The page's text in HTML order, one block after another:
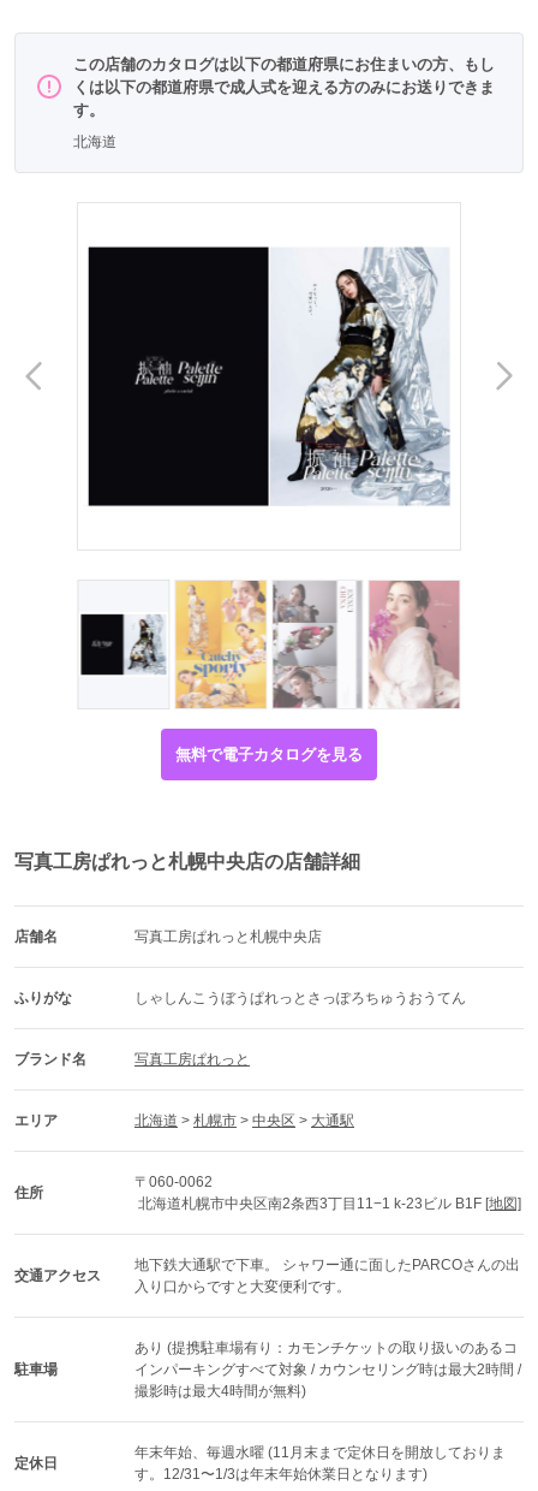
この店舗のカタログは以下の都道府県にお住まいの方、もし
くは以下の都道府県で成人式を迎える方のみにお送りできま
す。
北海道
無料で電子カタログを見る
写真工房ぱれっと札幌中央店の店舗詳細
店舗名 写真工房ぱれっと札幌中央店
ふりがな しゃしんこうぼうぱれっとさっぽろちゅうおうてん
ブランド名 写真工房ぱれっと
エリア 北海道 > 札幌市 > 中央区 > 大通駅
住所
〒060-0062
北海道札幌市中央区南2条西3丁目11−1 k-23ビル B1F [地図]
交通アクセス
地下鉄大通駅で下車。 シャワー通に面したPARCOさんの出
入り口からですと大変便利です。
駐車場
あり (提携駐車場有り：カモンチケットの取り扱いのあるコ
インパーキングすべて対象 / カウンセリング時は最大2時間 /
撮影時は最大4時間が無料)
定休日
年末年始、毎週水曜 (11月末まで定休日を開放しておりま
す。12/31〜1/3は年末年始休業日となります)